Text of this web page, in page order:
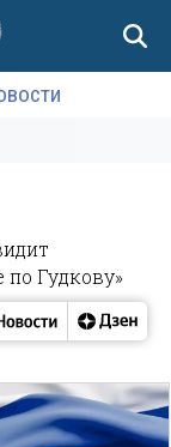
Гудкову»